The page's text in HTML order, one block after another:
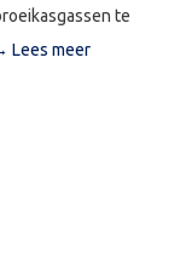
te
Lees meer